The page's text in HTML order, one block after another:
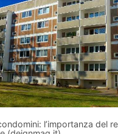
l’importanza del